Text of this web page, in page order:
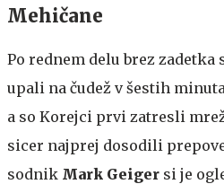
Mehičane
Po rednem delu brez zadetka
upali na čudež v šestih
a so Korejci prvi zatresli
sicer najprej dosodili
sodnik Mark Geiger si je